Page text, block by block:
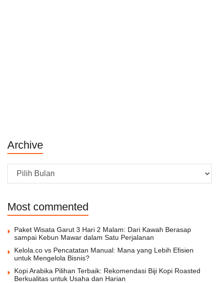
Archive
Archive
Most commented
Paket Wisata Garut 3 Hari 2 Malam: Dari Kawah Berasap
sampai Kebun Mawar dalam Satu Perjalanan
Kelola.co vs Pencatatan Manual: Mana yang Lebih Efisien
untuk Mengelola Bisnis?
Kopi Arabika Pilihan Terbaik: Rekomendasi Biji Kopi Roasted
Berkualitas untuk Usaha dan Harian